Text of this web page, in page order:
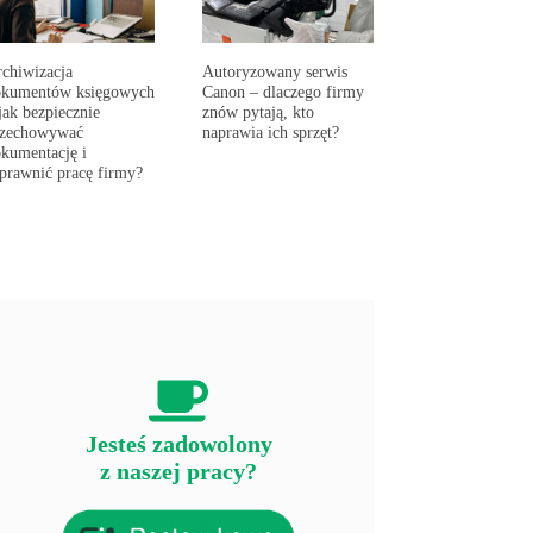
księgowych
bezpiecznie
i
pracę firmy?
Autoryzowany serwis
Canon – dlaczego firmy
znów pytają, kto
naprawia ich sprzęt?
Jesteś zadowolony
z naszej pracy?